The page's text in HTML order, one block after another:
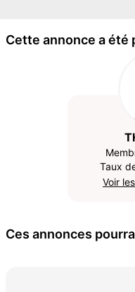
Cette annonce a été
Taux
Voir
Ces annonces